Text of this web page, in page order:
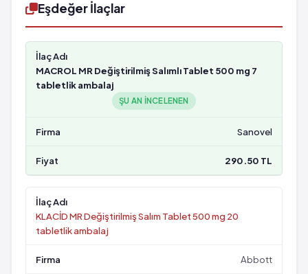
Eşdeğer İlaçlar
MACROL MR Değiştirilmiş Salımlı Tablet 500 mg 7
tabletlik ambalaj
ŞU AN INCELENEN
Sanovel
290.50 TL
KLACİD MR Değiştirilmiş Salım Tablet 500 mg 20
tabletlik ambalaj
Abbott